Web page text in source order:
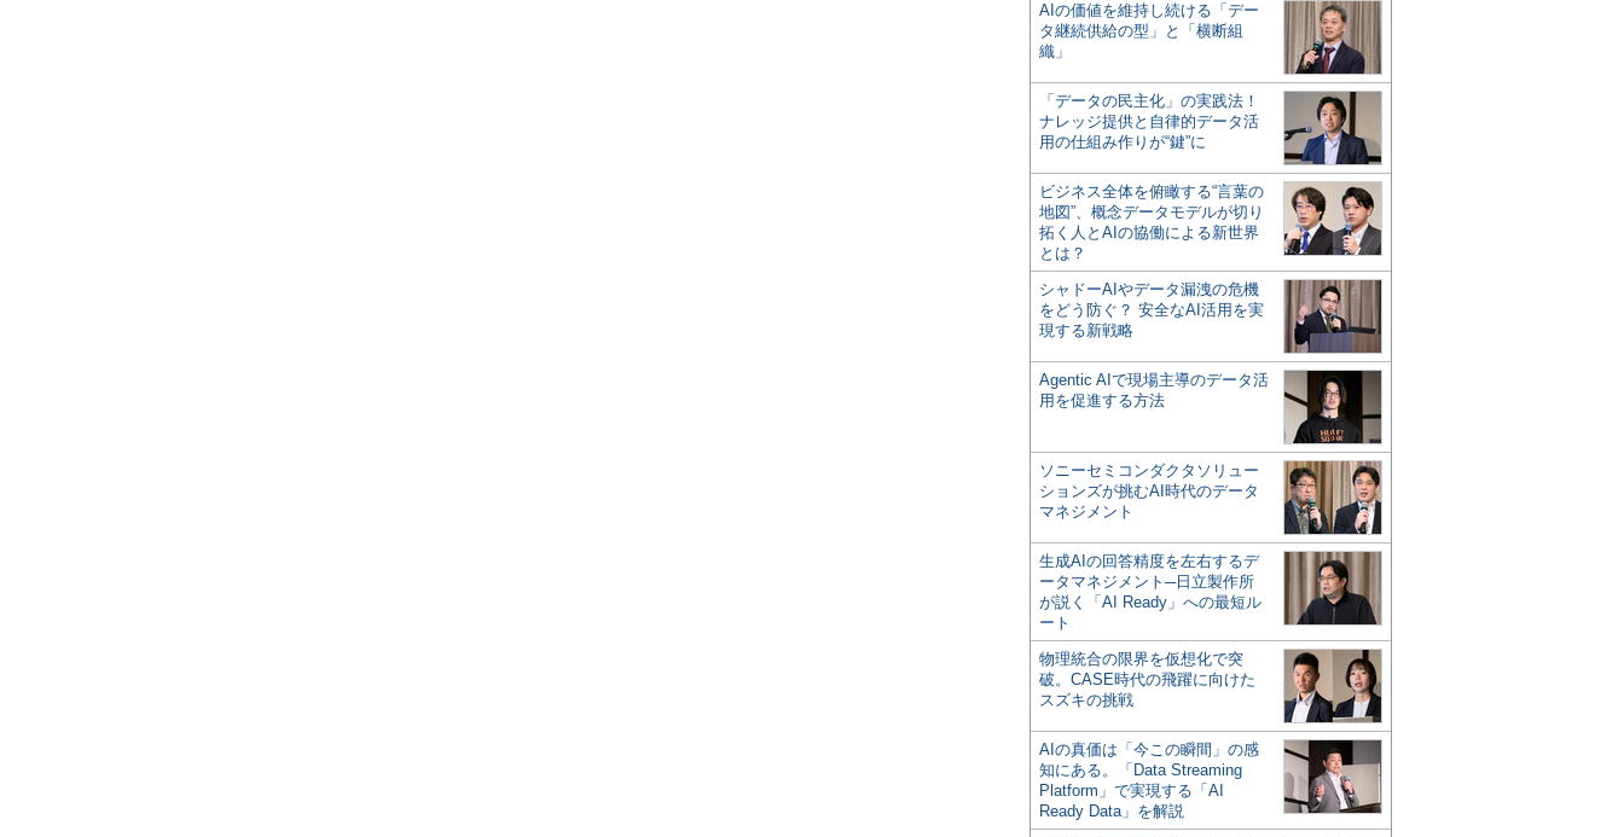
AIの価値を維持し続ける「デー
タ継続供給の型」と「横断組
織」
「データの民主化」の実践法！
ナレッジ提供と自律的データ活
用の仕組み作りが“鍵”に
ビジネス全体を俯瞰する“言葉の
地図”、概念データモデルが切り
拓く人とAIの協働による新世界
とは？
シャドーAIやデータ漏洩の危機
をどう防ぐ？ 安全なAI活用を実
現する新戦略
Agentic AIで現場主導のデータ活
用を促進する方法
ソニーセミコンダクタソリュー
ションズが挑むAI時代のデータ
マネジメント
生成AIの回答精度を左右するデ
ータマネジメント─日立製作所
が説く「AI Ready」への最短ル
ート
物理統合の限界を仮想化で突
破。CASE時代の飛躍に向けた
スズキの挑戦
AIの真価は「今この瞬間」の感
知にある。「Data Streaming
Platform」で実現する「AI
Ready Data」を解説